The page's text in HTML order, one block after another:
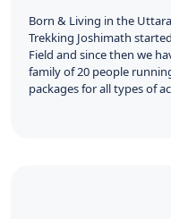
Born & Living in the
Trekking Joshimath
Field and since then we
family of 20 people
packages for all types of